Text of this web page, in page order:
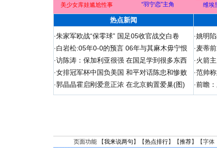
美少女库娃尴尬性事 “羽宁恋”主角 维埃
热点新闻
·朱家军欧战“保零球” 国足05收官战交白卷
·白岩松:05年0-0的预言 06年与其麻木毋宁恨
·访陈涛：保加利亚很强 在国足学到很多东西
·女排冠军杯中国负美国 和平对话陈忠和惨败
·郭晶晶霍启刚爱意正浓 在北京购置爱巢(图)
·姚明
·麦蒂
·火箭
·范帅
·前瞻
页面功能 【我来说两句 】【热点排行】【推荐】【字体